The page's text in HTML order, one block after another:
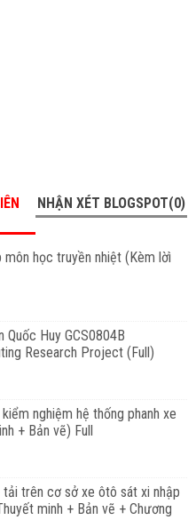
NHẬN XÉT BLOGSPOT(0)
học truyền nhiệt (Kèm lờì
Quốc Huy GCS0804B
Research Project (Full)
nghiệm hệ thống phanh xe
+ Bản vẽ) Full
trên cơ sở xe ôtô sát xi nhập
minh + Bản vẽ + Chương